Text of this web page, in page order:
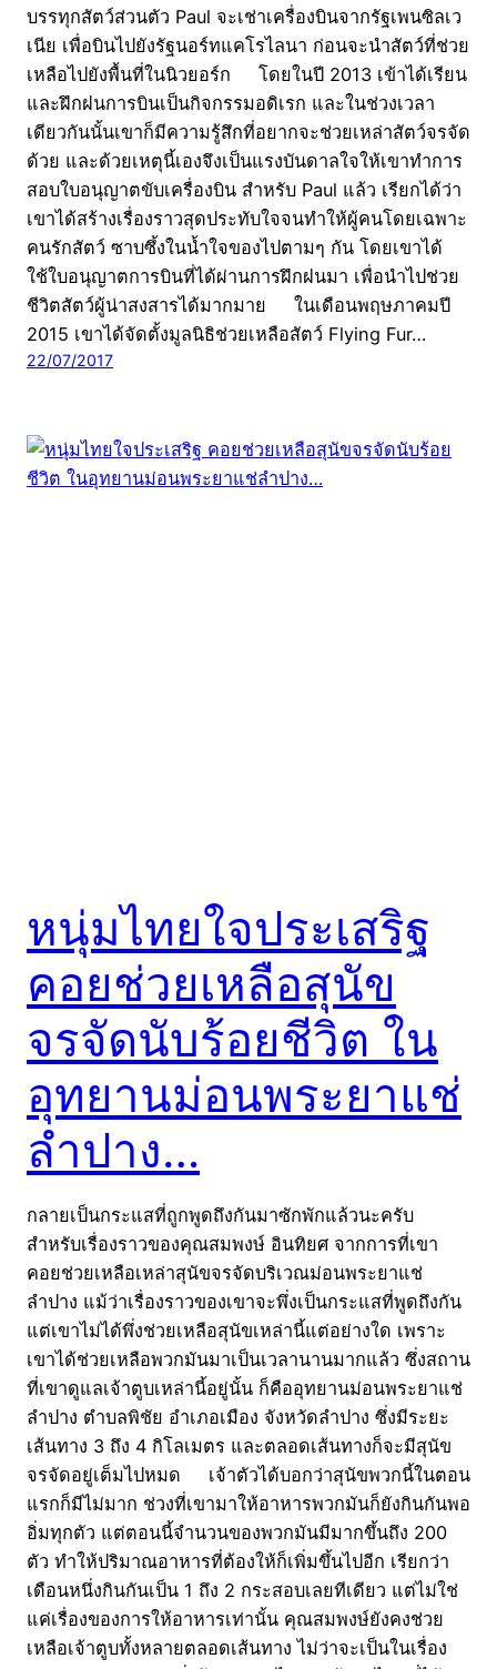
บรรทุกสัตว์ส่วนตัว Paul จะเช่าเครื่องบินจากรัฐเพนซิลเว
เนีย เพื่อบินไปยังรัฐนอร์ทแคโรไลนา ก่อนจะนำสัตว์ที่ช่วย
เหลือไปยังพื้นที่ในนิวยอร์ก โดยในปี 2013 เข้าได้เรียน
และฝึกฝนการบินเป็นกิจกรรมอดิเรก และในช่วงเวลา
เดียวกันนั้นเขาก็มีความรู้สึกที่อยากจะช่วยเหล่าสัตว์จรจัด
ด้วย และด้วยเหตุนี้เองจึงเป็นแรงบันดาลใจให้เขาทำการ
สอบใบอนุญาตขับเครื่องบิน สำหรับ Paul แล้ว เรียกได้ว่า
เขาได้สร้างเรื่องราวสุดประทับใจจนทำให้ผู้คนโดยเฉพาะ
คนรักสัตว์ ซาบซึ้งในน้ำใจของไปตามๆ กัน โดยเขาได้
ใช้ใบอนุญาตการบินที่ได้ผ่านการฝึกฝนมา เพื่อนำไปช่วย
ชีวิตสัตว์ผู้น่าสงสารได้มากมาย ในเดือนพฤษภาคมปี
2015 เขาได้จัดตั้งมูลนิธิช่วยเหลือสัตว์ Flying Fur…
22/07/2017
หนุ่มไทยใจประเสริฐ
คอยช่วยเหลือสุนัข
จรจัดนับร้อยชีวิต ใน
อุทยานม่อนพระยาแช่
ลำปาง…
กลายเป็นกระแสที่ถูกพูดถึงกันมาซักพักแล้วนะครับ
สำหรับเรื่องราวของคุณสมพงษ์ อินทิยศ จากการที่เขา
คอยช่วยเหลือเหล่าสุนัขจรจัดบริเวณม่อนพระยาแช่
ลำปาง แม้ว่าเรื่องราวของเขาจะพึ่งเป็นกระแสที่พูดถึงกัน
แต่เขาไม่ได้พึ่งช่วยเหลือสุนัขเหล่านี้แต่อย่างใด เพราะ
เขาได้ช่วยเหลือพวกมันมาเป็นเวลานานมากแล้ว ซึ่งสถาน
ที่เขาดูแลเจ้าตูบเหล่านี้อยู่นั้น ก็คืออุทยานม่อนพระยาแช่
ลำปาง ตำบลพิชัย อำเภอเมือง จังหวัดลำปาง ซึ่งมีระยะ
เส้นทาง 3 ถึง 4 กิโลเมตร และตลอดเส้นทางก็จะมีสุนัข
จรจัดอยู่เต็มไปหมด เจ้าตัวได้บอกว่าสุนัขพวกนี้ในตอน
แรกก็มีไม่มาก ช่วงที่เขามาให้อาหารพวกมันก็ยังกินกันพอ
อิ่มทุกตัว แต่ตอนนี้จำนวนของพวกมันมีมากขึ้นถึง 200
ตัว ทำให้ปริมาณอาหารที่ต้องให้ก็เพิ่มขึ้นไปอีก เรียกว่า
เดือนหนึ่งกินกันเป็น 1 ถึง 2 กระสอบเลยทีเดียว แต่ไม่ใช่
แค่เรื่องของการให้อาหารเท่านั้น คุณสมพงษ์ยังคงช่วย
เหลือเจ้าตูบทั้งหลายตลอดเส้นทาง ไม่ว่าจะเป็นในเรื่อง